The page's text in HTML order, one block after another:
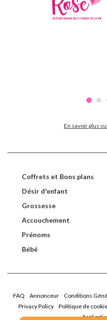
En savoir plus
Coffrets et Bons plans
Désir d'enfant
Grossesse
Accouchement
Prénoms
Bébé
FAQ Annonceur Conditions
Privacy Policy
Politique de